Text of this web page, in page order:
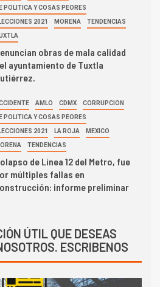
POLITICA Y COSAS PEORES
2021 MORENA TENDENCIAS
obras de mala calidad
ayuntamiento de Tuxtla
AMLO CDMX CORRUPCION
POLITICA Y COSAS PEORES
2021 LA ROJA MEXICO
TENDENCIAS
de Línea 12 del Metro, fue
múltiples fallas en
informe preliminar
ÚTIL QUE DESEAS
ESCRIBENOS